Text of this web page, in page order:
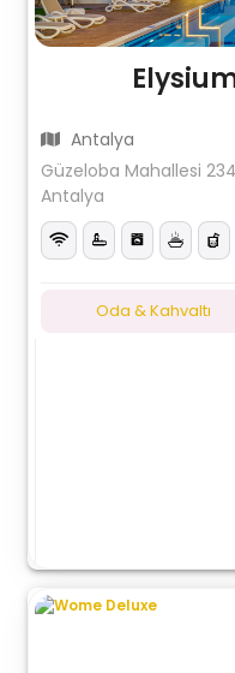
Antalya
Güzeloba Mahallesi
Antalya
Oda & Kahvaltı